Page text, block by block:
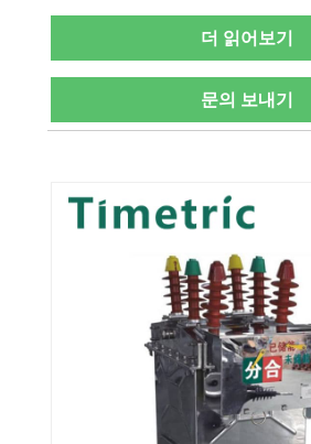
더 읽어보기
문의 보내기